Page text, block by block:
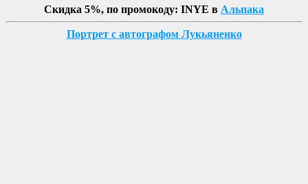
Скидка 5%, по промокоду: INYE в Альпака
Портрет с автографом Лукьяненко